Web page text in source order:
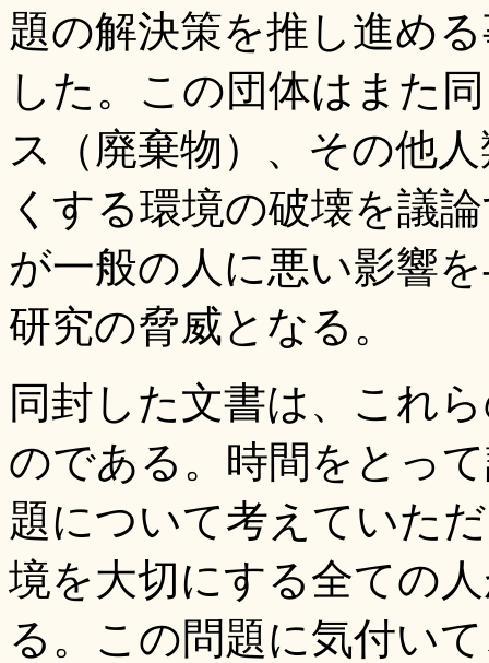
題の解決策を推し進め
した。この団体はまた
ス（廃棄物）、その他
くする環境の破壊を議
が一般の人に悪い影響
研究の脅威となる。
同封した文書は、これ
のである。時間をとっ
題について考えていた
境を大切にする全ての
る。この問題に気付い